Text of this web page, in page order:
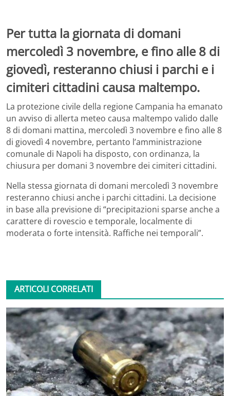
Per tutta la giornata di domani
mercoledì 3 novembre, e fino alle 8 di
giovedì, resteranno chiusi i parchi e i
cimiteri cittadini causa maltempo.
La protezione civile della regione Campania ha emanato
un avviso di allerta meteo causa maltempo valido dalle
8 di domani mattina, mercoledì 3 novembre e fino alle 8
di giovedì 4 novembre, pertanto l’amministrazione
comunale di Napoli ha disposto, con ordinanza, la
chiusura per domani 3 novembre dei cimiteri cittadini.
Nella stessa giornata di domani mercoledì 3 novembre
resteranno chiusi anche i parchi cittadini. La decisione
in base alla previsione di “precipitazioni sparse anche a
carattere di rovescio e temporale, localmente di
moderata o forte intensità. Raffiche nei temporali”.
ARTICOLI CORRELATI